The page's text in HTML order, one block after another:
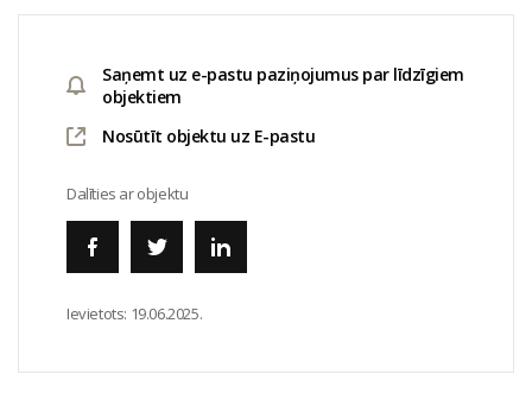
Saņemt uz e-pastu paziņojumus par līdzīgiem
objektiem
Nosūtīt objektu uz E-pastu
Dalīties ar objektu
Ievietots: 19.06.2025.